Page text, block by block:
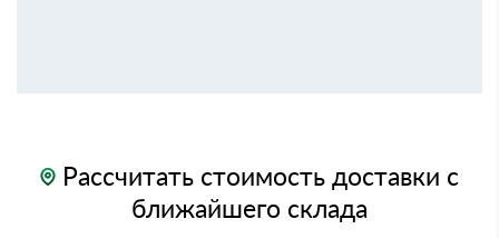
Рассчитать стоимость доставки с
ближайшего склада